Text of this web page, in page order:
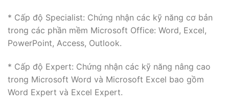
* Cấp độ Specialist: Chứng nhận các kỹ năng cơ bản
trong các phần mềm Microsoft Office: Word, Excel,
PowerPoint, Access, Outlook.
* Cấp độ Expert: Chứng nhận các kỹ năng nâng cao
trong Microsoft Word và Microsoft Excel bao gồm
Word Expert và Excel Expert.